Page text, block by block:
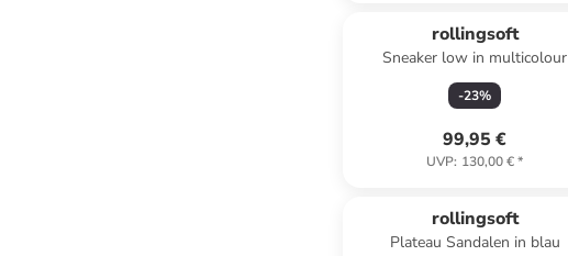
rollingsoft
Sneaker low in multicolour
-23%
99,95 €
UVP: 130,00 €*
rollingsoft
Plateau Sandalen in blau